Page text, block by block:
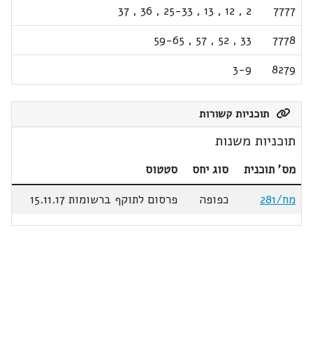
7777
2
,
12
,
13
,
25-33
,
36
,
37
7778
33
,
52
,
57
,
59-65
8279
3-9
תוכניות קשורות
תוכניות משנות
מס' תוכנית סוג יחס
סטטוס
מח/281
כפופה פרסום לתוקף ברשומות 15.11.17